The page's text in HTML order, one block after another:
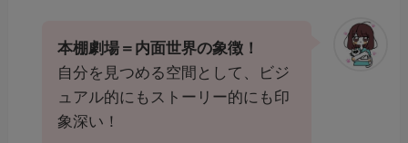
本棚劇場＝内面世界の象徴！
自分を見つめる空間として、ビジ
ュアル的にもストーリー的にも印
象深い！